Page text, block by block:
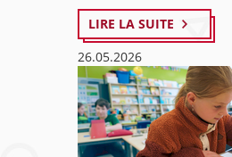
LIRE LA SUITE
26.05.2026